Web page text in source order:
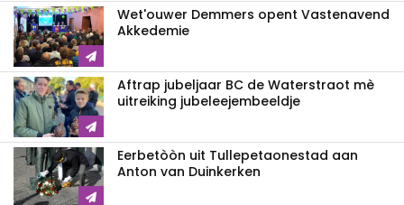
Wet'ouwer Demmers opent Vastenavend
Akkedemie
Aftrap jubeljaar BC de Waterstraot mè
uitreiking jubeleejembeeldje
Eerbetòòn uit Tullepetaonestad aan
Anton van Duinkerken